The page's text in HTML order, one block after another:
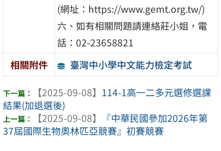
(網址：https://www.gemt.org.tw/)
六、如有相關問題請連絡莊小姐，電
話：02-23658821
相關附件
臺灣中小學中文能力檢定考試
【2025-09-08】 114-1高一二多元選修選課
結果(加退選後)
【2025-09-08】
『中華民國參加2026年第
37屆國際生物奧林匹亞競賽』初賽競賽